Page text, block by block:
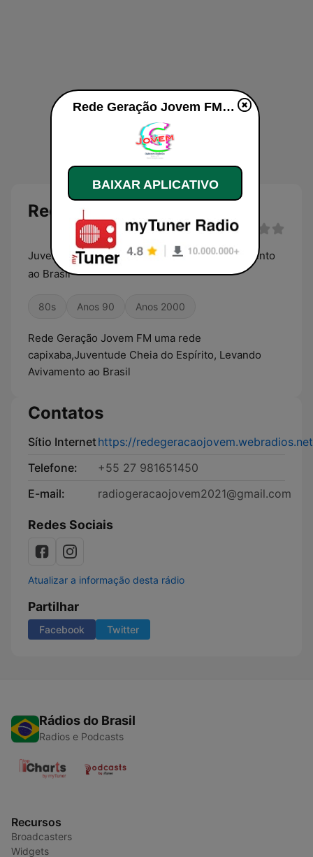
Rede Geração Jovem FM
Juventude Cheia do Espírito, Levando Avivamento
ao Brasil
80s Anos 90 Anos 2000
Rede Geração Jovem FM uma rede
capixaba,Juventude Cheia do Espírito, Levando
Avivamento ao Brasil
Contatos
Sítio Internethttps://
Telefone:
+55 27 981651450
E-mail:
radiogeracaojovem2021@gmail.com
Redes Sociais
Atualizar a informação desta rádio
Partilhar
Facebook Twitter
Rádios do Brasil
Radios e Podcasts
Recursos
Broadcasters
Widgets
Rede Geração Jovem FM ao vivo
BAIXAR APLICATIVO